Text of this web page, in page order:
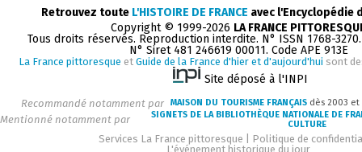
Retrouvez toute L'HISTOIRE DE FRANCE avec l'Encyclopédie
Copyright © 1999-2026 LA FRANCE
Tous droits réservés. Reproduction interdite. N° ISSN 1768-
N° Siret 481 246619 00011. Code APE 913E
La France pittoresque et Guide de la France d'hier et d'aujourd'hui sont
Site déposé à l'INPI
Recommandé notamment par MAISON DU TOURISME FRANÇAIS dès 2003 et
Mentionné notamment par
SIGNETS DE LA BIBLIOTHÈQUE NATIONALE DE
CULTURE
Services La France pittoresque
Politique de
L'événement historique du jour